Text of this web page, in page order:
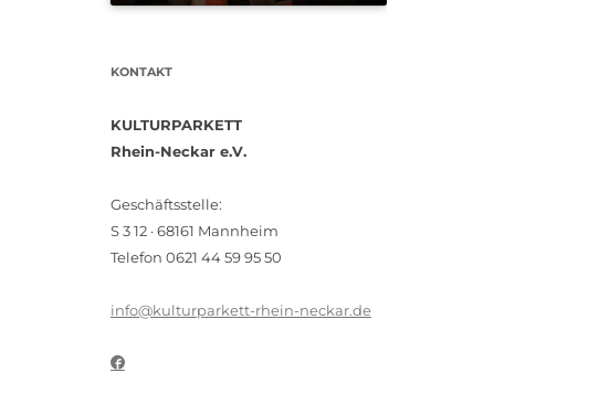
KONTAKT
KULTURPARKETT
Rhein-Neckar e.V.
Geschäftsstelle:
S 3 12 · 68161 Mannheim
Telefon 0621 44 59 95 50
info@kulturparkett-rhein-neckar.de